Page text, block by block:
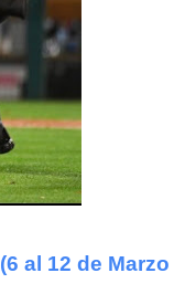
(6 al 12 de Marzo